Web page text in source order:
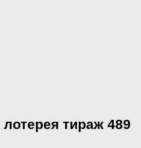
тираж 489